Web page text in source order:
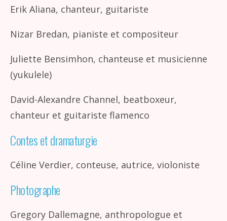
Erik Aliana, chanteur, guitariste
Nizar Bredan, pianiste et compositeur
Juliette Bensimhon, chanteuse et musicienne
(yukulele)
David-Alexandre Channel, beatboxeur,
chanteur et guitariste flamenco
Contes et dramaturgie
Céline Verdier, conteuse, autrice, violoniste
Photographe
Gregory Dallemagne, anthropologue et